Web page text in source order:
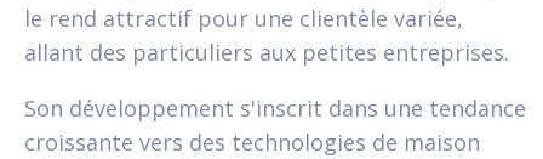
le rend attractif pour une clientèle variée,
allant des particuliers aux petites entreprises.
Son développement s'inscrit dans une tendance
croissante vers des technologies de maison